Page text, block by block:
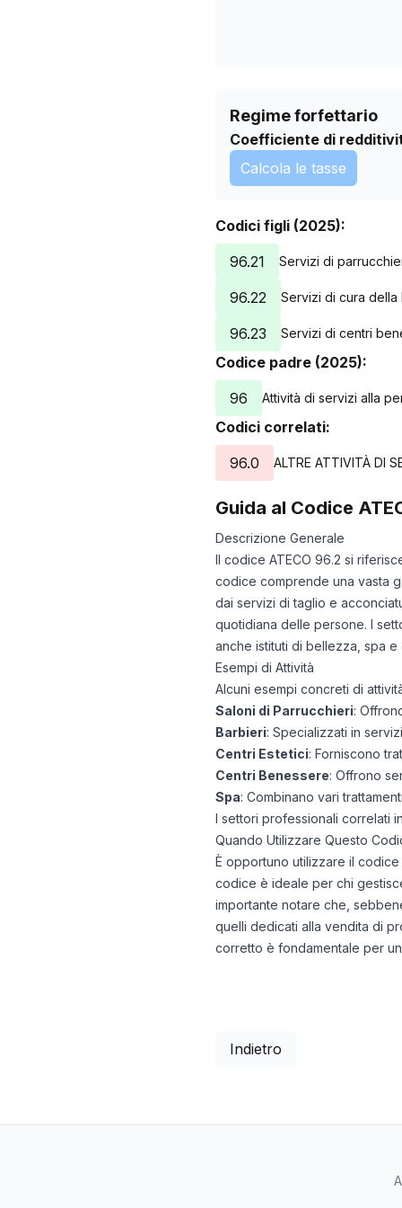
Regime forfettario
Coefficiente di
Calcola le tasse
Codici figli (2025):
96.21
Servizi di
96.22 Servizi di cura
96.23 Servizi di centri
Codice padre (2025):
96
Attività di servizi alla
Codici correlati:
96.0
ALTRE ATTIVITÀ DI
Guida al Codice
Descrizione Generale
Il codice ATECO 96.2 si
codice comprende una vasta
dai servizi di taglio e
quotidiana delle persone. I
anche istituti di bellezza, spa
Esempi di Attività
Alcuni esempi concreti di
Saloni di Parrucchieri:
Barbieri: Specializzati in
Centri Estetici: Forniscono
Centri Benessere: Offrono
Spa: Combinano vari
I settori professionali correlati
Quando Utilizzare Questo
È opportuno utilizzare il
codice è ideale per chi
importante notare che,
quelli dedicati alla vendita di
corretto è fondamentale per
Indietro